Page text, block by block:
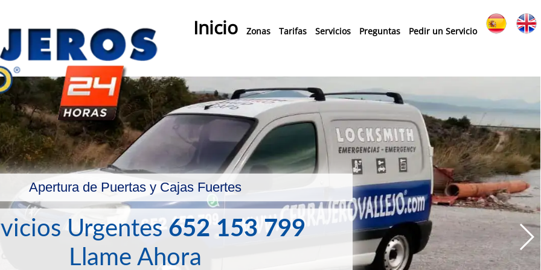
Inicio Zonas Tarifas Servicios Preguntas Pedir un Servicio
Apertura de Puertas y Cajas Fuertes
Urgentes 652 153 799
Llame Ahora